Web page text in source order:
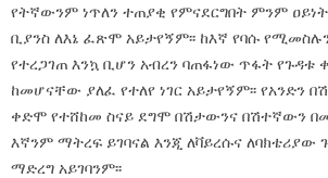
የትኛውንም ነጥለን ተጠያቂ የምናደርግበት ምንም
ቢያንስ ለእኔ ፈጽሞ አይታየኝም፡፡ ከእኛ የባሱ
የተረጋገጠ እንኳ ቢሆን አብረን ባጠፋነው ጥፋት የጉዳቱ
ከመሆናቸው ያለፈ የተለየ ነገር አይታየኝም፡፡ የአንድን
ቀድሞ የተሸከመ ስናይ ደግሞ በሽታውንና በሽተኛውን
እኛንም ማትረፍ ይገባናል እንጂ ለቫይረሱና ለባክቴሪያው
ማድረግ አይገባንም፡፡